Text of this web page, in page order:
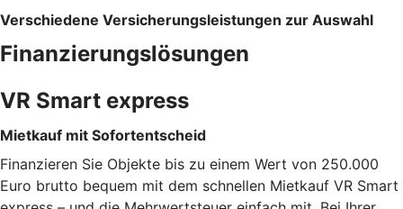
Verschiedene Versicherungsleistungen zur Auswahl
Finanzierungslösungen
VR Smart express
Mietkauf mit Sofortentscheid
Finanzieren Sie Objekte bis zu einem Wert von 250.000
Euro brutto bequem mit dem schnellen Mietkauf VR Smart